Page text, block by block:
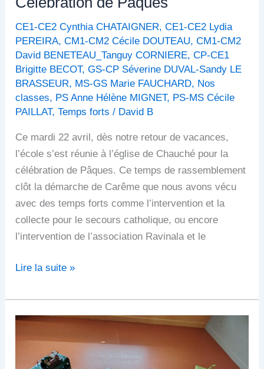
CE1-CE2 Cynthia CHATAIGNER,CE1-CE2 Lydia
PEREIRA,CM1-CM2 Cécile DOUTEAU,CM1-CM2
David BENETEAU_Tanguy CORNIERE,CP-CE1
Brigitte BECOT,GS-CP Séverine DUVAL-Sandy LE
BRASSEUR, MS-GS Marie FAUCHARD, Nos
classes, PS Anne Hélène MIGNET, PS-MS Cécile
PAILLAT,Temps forts / David B
Ce mardi 22 avril, dès notre retour de vacances,
l’école s’est réunie à l’église de Chauché pour la
célébration de Pâques. Ce temps de rassemblement
clôt la démarche de Carême que nous avons vécu
avec des temps forts comme l’intervention et la
collecte pour le secours catholique, ou encore
l’intervention de l’association Ravinala et le
Lire la suite »
Bol
de